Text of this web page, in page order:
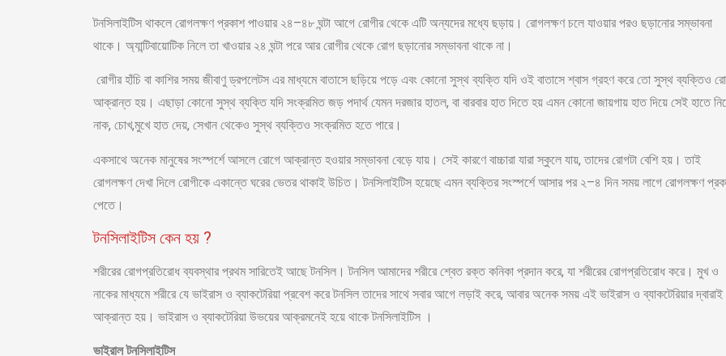
টনসিলাইটিস থাকলে রোগলক্ষণ প্রকাশ পাওয়ার ২৪–৪৮ ঘন্টা আগে রোগীর থেকে এটি অন্যদের মধ্যে ছড়ায়। রোগলক্ষণ চলে যাওয়ার পরও ছড়ানোর সম্ভাবনা
থাকে। অ্যান্টিবায়োটিক নিলে তা খাওয়ার ২৪ ঘন্টা পরে আর রোগীর থেকে রোগ ছড়ানোর সম্ভাবনা থাকে না।
রোগীর হাঁচি বা কাশির সময় জীবাণু ড্রপলেটস এর মাধ্যমে বাতাসে ছড়িয়ে পড়ে এবং কোনো সুস্থ ব্যক্তি যদি ওই বাতাসে শ্বাস গ্রহণ করে তো সুস্থ ব্যক্তিও
আক্রান্ত হয়। এছাড়া কোনো সুস্থ ব্যক্তি যদি সংক্রমিত জড় পদার্থ যেমন দরজার হাতল, বা বারবার হাত দিতে হয় এমন কোনো জায়গায় হাত দিয়ে সেই হাতে
নাক, চোখ,মুখে হাত দেয়, সেখান থেকেও সুস্থ ব্যক্তিও সংক্রমিত হতে পারে।
একসাথে অনেক মানুষের সংস্পর্শে আসলে রোগে আক্রান্ত হওয়ার সম্ভাবনা বেড়ে যায়। সেই কারণে বাচ্চারা যারা স্কুলে যায়, তাদের রোগটা বেশি হয়। তাই
রোগলক্ষণ দেখা দিলে রোগীকে একান্তে ঘরের ভেতর থাকাই উচিত। টনসিলাইটিস হয়েছে এমন ব্যক্তির সংস্পর্শে আসার পর ২–৪ দিন সময় লাগে রোগলক্ষণ
পেতে।
টনসিলাইটিস কেন হয় ?
শরীরের রোগপ্রতিরোধ ব্যবস্থার প্রথম সারিতেই আছে টনসিল। টনসিল আমাদের শরীরে শ্বেত রক্ত কনিকা প্রদান করে, যা শরীরের রোগপ্রতিরোধ করে। মুখ ও
নাকের মাধ্যমে শরীরে যে ভাইরাস ও ব্যাকটেরিয়া প্রবেশ করে টনসিল তাদের সাথে সবার আগে লড়াই করে, আবার অনেক সময় এই ভাইরাস ও ব্যাকটেরিয়ার দ্বারাই
আক্রান্ত হয়। ভাইরাস ও ব্যাকটেরিয়া উভয়ের আক্রমনেই হয়ে থাকে টনসিলাইটিস ।
ভাইরাল টনসিলাইটিস